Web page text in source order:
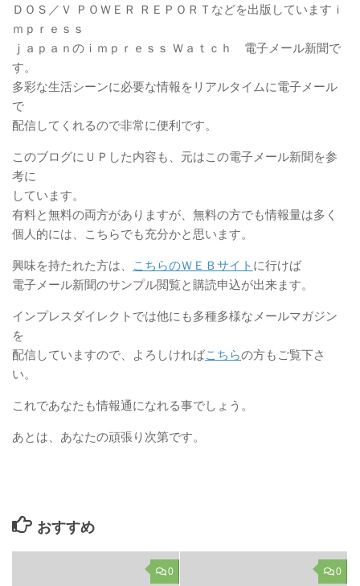
ＤＯＳ／Ｖ ＰＯＷＥＲ ＲＥＰＯＲＴなどを出版していますｉ
ｍｐｒｅｓｓ
ｊａｐａｎのｉｍｐｒｅｓｓ Ｗａｔｃｈ 電子メール新聞で
す。
多彩な生活シーンに必要な情報をリアルタイムに電子メール
で
配信してくれるので非常に便利です。
このブログにＵＰした内容も、元はこの電子メール新聞を参
考に
しています。
有料と無料の両方がありますが、無料の方でも情報量は多く
個人的には、こちらでも充分かと思います。
興味を持たれた方は、 こちらのＷＥＢサイト に行けば
電子メール新聞のサンプル閲覧と購読申込が出来ます。
インプレスダイレクトでは他にも多種多様なメールマガジン
を
配信していますので、よろしければこちらの方もご覧下さ
い。
これであなたも情報通になれる事でしょう。
あとは、あなたの頑張り次第です。
おすすめ
0 0